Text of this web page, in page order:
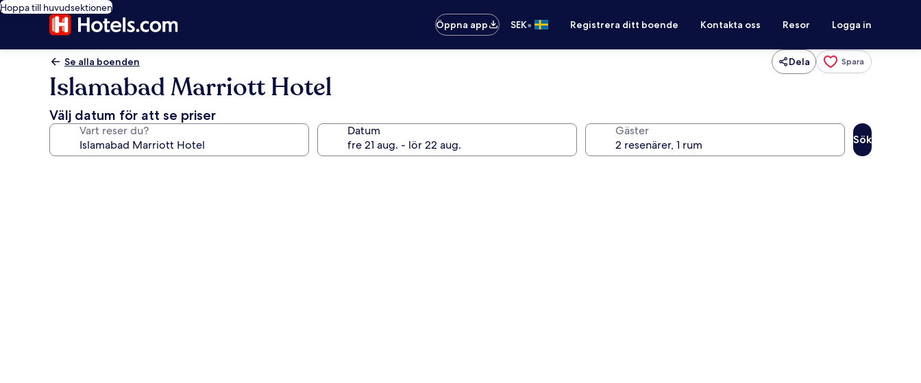
Hoppa till huvudsektionen
Öppna app
SEK• Registrera ditt boende Kontakta oss Resor Logga in
Se alla boenden Dela Spara
Islamabad Marriott Hotel
Välj datum för att se priser
Vart reser du? Datum Gäster
Sök